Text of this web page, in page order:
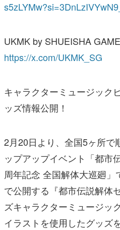
UKMK by SHUEISHA
https://x.com/UKMK_SG
キャラクターミュージック
ッズ情報公開！
2月20日より、全国5ヶ所で
ップアップイベント「都市
周年記念 全国解体大巡廻
で公開する『都市伝説解体
ズキャラクターミュージッ
イラストを使用したグッズ